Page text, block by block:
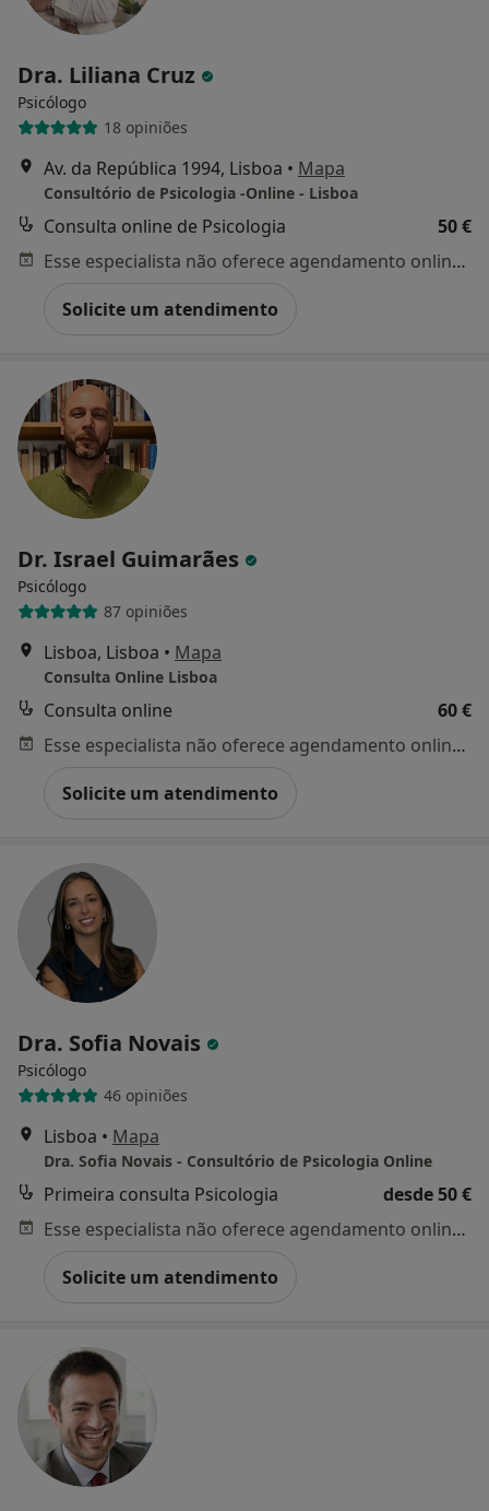
Dra. Liliana Cruz
Psicólogo
18 opiniões
Av. da República 1994, Lisboa • Mapa
Consultório de Psicologia -Online - Lisboa
Consulta online de Psicologia
50 €
Esse especialista não oferece agendamento online para esse endereço.
Solicite um atendimento
Dr. Israel Guimarães
Psicólogo
87 opiniões
Lisboa, Lisboa • Mapa
Consulta Online Lisboa
Consulta online
60 €
Esse especialista não oferece agendamento online para esse endereço.
Solicite um atendimento
Dra. Sofia Novais
Psicólogo
46 opiniões
Lisboa • Mapa
Dra. Sofia Novais - Consultório de Psicologia Online
Primeira consulta Psicologia
desde 50 €
Esse especialista não oferece agendamento online para esse endereço.
Solicite um atendimento